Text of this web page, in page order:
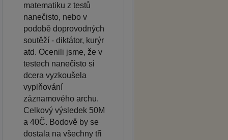
matematiku z testů
nanečisto, nebo v
podobě doprovodných
soutěží - diktátor, kurýr
atd. Ocenili jsme, že v
testech nanečisto si
dcera vyzkoušela
vyplňování
záznamového archu.
Celkový výsledek 50M
a 40Č. Bodově by se
dostala na všechny tři